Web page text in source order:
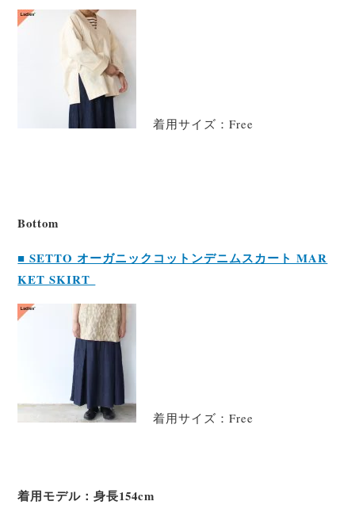
着用サイズ：Free
Bottom
■ SETTO オーガニックコットンデニムスカート MAR
KET SKIRT
着用サイズ：Free
着用モデル：身長154cm